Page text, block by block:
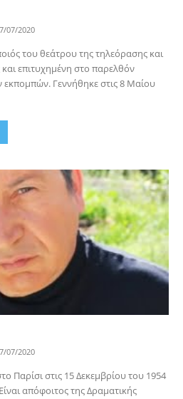
07/2020
του θεάτρου της τηλεόρασης και
επιτυχημένη στο παρελθόν
εκπομπών. Γεννήθηκε στις 8 Μαίου
07/2020
Παρίσι στις 15 Δεκεμβρίου του 1954
απόφοιτος της Δραματικής